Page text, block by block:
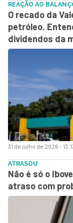
31 de julho de 2026 -
REAÇÃO AO
O recado da
petróleo.
dividendos da
ATRASOU
Não é só o
atraso com